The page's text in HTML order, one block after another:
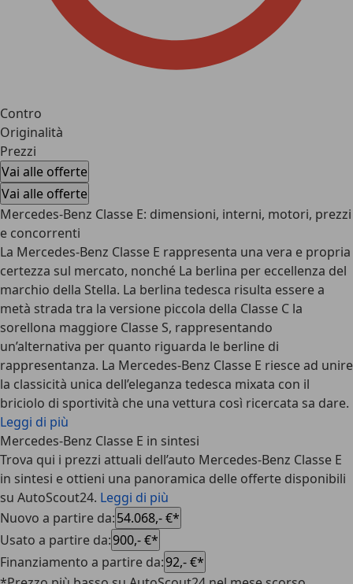
Contro
Originalità
Prezzi
Vai alle offerte
Vai alle offerte
Mercedes-Benz Classe E: dimensioni, interni, motori, prezzi
e concorrenti
La Mercedes-Benz Classe E rappresenta una vera e propria
certezza sul mercato, nonché La berlina per eccellenza del
marchio della Stella. La berlina tedesca risulta essere a
metà strada tra la versione piccola della Classe C la
sorellona maggiore Classe S, rappresentando
un’alternativa per quanto riguarda le berline di
rappresentanza. La Mercedes-Benz Classe E riesce ad unire
la classicità unica dell’eleganza tedesca mixata con il
briciolo di sportività che una vettura così ricercata sa dare.
Leggi di più
Mercedes-Benz Classe E in sintesi
Trova qui i prezzi attuali dell’auto Mercedes-Benz Classe E
in sintesi e ottieni una panoramica delle offerte disponibili
su AutoScout24. Leggi di più
Nuovo a partire da:54.068,- €*
Usato a partire da:900,- €*
Finanziamento a partire da:92,- €*